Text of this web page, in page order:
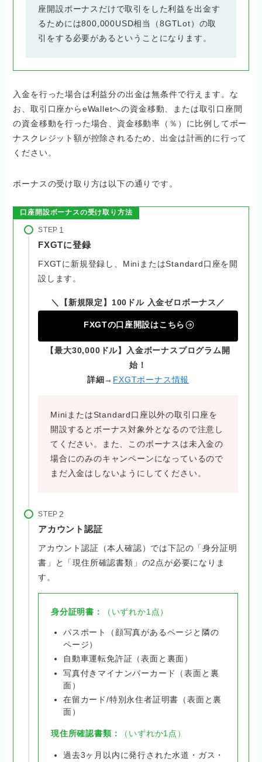
座開設ボーナスだけで取引をした利益を出金す
るためには800,000USD相当（8GTLot）の取
引をする必要があるということになります。
入金を行った場合は利益分の出金は無条件で行えます。な
お、取引口座からeWalletへの資金移動、または取引口座間
の資金移動を行った場合、資金移動率（％）に比例してボー
ナスクレジット額が控除されるため、出金は計画的に行って
ください。
ボーナスの受け取り方は以下の通りです。
口座開設ボーナスの受け取り方法
STEP
FXGTに登録
FXGTに新規登録し、MiniまたはStandard口座を開
設します。
＼【新規限定】100ドル 入金ゼロボーナス／
FXGTの口座開設はこちら
【最大30,000ドル】入金ボーナスプログラム開
始！
詳細→ FXGTボーナス情報
MiniまたはStandard口座以外の取引口座を
開設するとボーナス対象外となるので注意し
てください。また、このボーナスは未入金の
場合にのみのキャンペーンになっているので
まだ入金はしないようにしてください。
STEP
アカウント認証
アカウント認証（本人確認）では下記の「身分証明
書」と「現住所確認書類」の2点が必要になりま
す。
身分証明書： （いずれか1点）
パスポート（顔写真があるページと隣の
ページ）
自動車運転免許証（表面と裏面）
写真付きマイナンバーカード（表面と裏
面）
在留カード/特別永住者証明書（表面と裏
面）
現住所確認書類： （いずれか1点）
過去3ヶ月以内に発行された水道・ガス・